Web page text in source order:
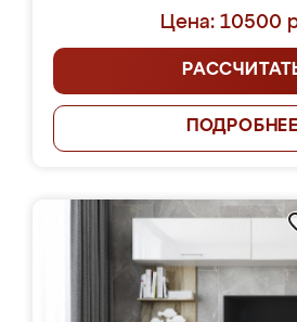
Цена: 10500
ПОДРОБНЕЕ